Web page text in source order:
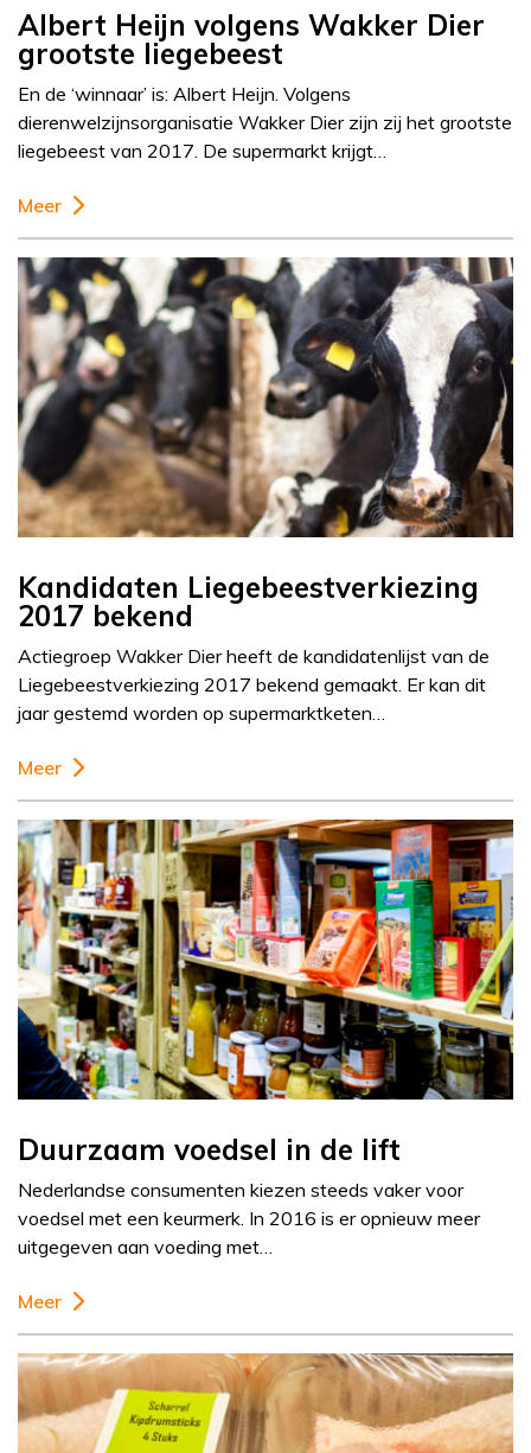
Albert Heijn volgens Wakker Dier
grootste liegebeest
En de ‘winnaar’ is: Albert Heijn. Volgens
dierenwelzijnsorganisatie Wakker Dier zijn zij het grootste
liegebeest van 2017. De supermarkt krijgt…
Meer
Kandidaten Liegebeestverkiezing
2017 bekend
Actiegroep Wakker Dier heeft de kandidatenlijst van de
Liegebeestverkiezing 2017 bekend gemaakt. Er kan dit
jaar gestemd worden op supermarktketen…
Meer
Duurzaam voedsel in de lift
Nederlandse consumenten kiezen steeds vaker voor
voedsel met een keurmerk. In 2016 is er opnieuw meer
uitgegeven aan voeding met…
Meer